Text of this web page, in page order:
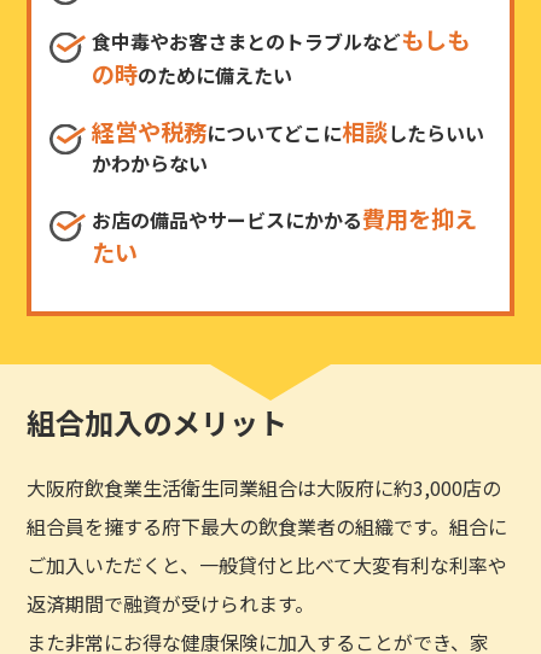
食中毒やお客さまとのトラブルなどもしも
の時のために備えたい
経営や税務についてどこに相談したらいい
かわからない
お店の備品やサービスにかかる費用を抑え
たい
組合加入のメリット
大阪府飲食業生活衛生同業組合は大阪府に約3,000店の
組合員を擁する府下最大の飲食業者の組織です。組合に
ご加入いただくと、一般貸付と比べて大変有利な利率や
返済期間で融資が受けられます。
また非常にお得な健康保険に加入することができ、家